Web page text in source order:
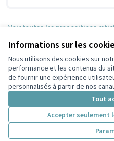
Informations sur les
Nous utilisons des cookies sur
performance et les contenus du
de fournir une expérience
personnalisés à partir de nos
Tout
Accepter seulement
Voir toutes les propositions
Conditions d'utilisation
Paramètres des cookies
Participez Villeurbanne sur X
(Lien externe)
Participez Villeurbanne sur
Participez Villeurbanne
Participez
(Lien externe)
Site réalisé grâce aulogiciel libre